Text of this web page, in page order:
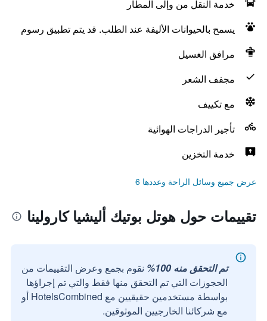
خدمة النقل من وإلى المطار
يسمح بالحيوانات الأليفة عند الطلب. قد يتم تطبيق رسوم
مرافق الغسيل
مجفف الشعر
مع تكييف
تأجير الدراجات الهوائية
خدمة التخزين
عرض جميع وسائل الراحة وعددها 6
تقييمات حول هوتل بوتيك أليشيا كارولينا
تم التحقق منه 100%
نقوم بجمع وعرض التقييمات من
الحجوزات التي تم التحقق منها فقط والتي تم إجراؤها
بواسطة مستخدمين حقيقيين مع HotelsCombined أو
مع شركائنا الخارجيين الموثوقين.